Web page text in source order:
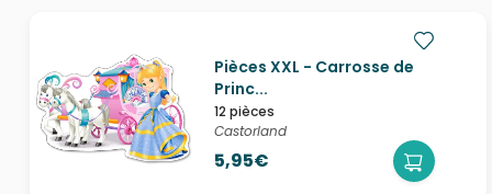
Pièces XXL - Carrosse de
Princ...
12 pièces
Castorland
5,95€